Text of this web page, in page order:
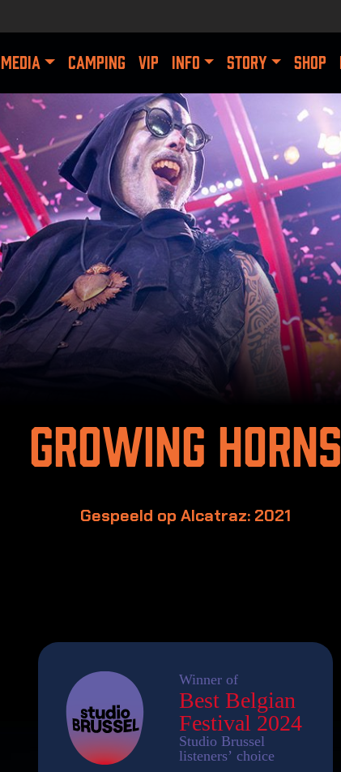
MEDIA CAMPING VIP INFO STORY SHOP
Growing Horns
Gespeeld op Alcatraz: 2021